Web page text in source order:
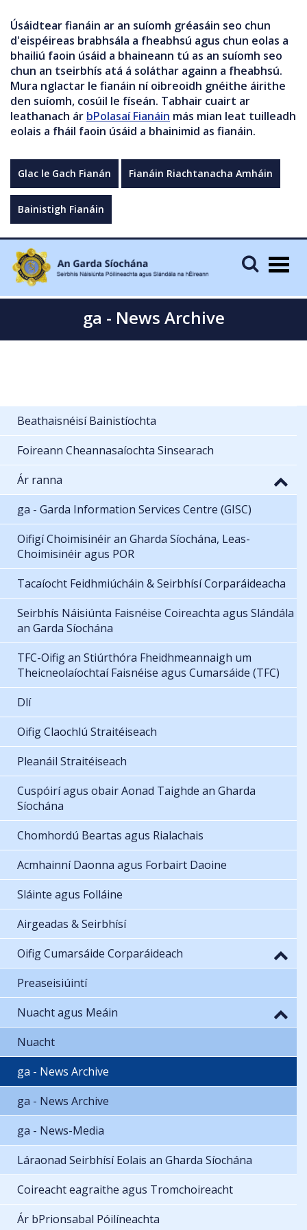
Úsáidtear fianáin ar an suíomh gréasáin seo chun
d'eispéireas brabhsála a fheabhsú agus chun eolas a
bhailiú faoin úsáid a bhaineann tú as an suíomh seo
chun an tseirbhís atá á soláthar againn a fheabhsú.
Mura nglactar le fianáin ní oibreoidh gnéithe áirithe
den suíomh, cosúil le físeán. Tabhair cuairt ar
leathanach ár bPolasaí Fianáin más mian leat tuilleadh
eolais a fháil faoin úsáid a bhainimid as fianáin.
Glac le Gach Fianán Fianáin Riachtanacha Amháin
Bainistigh Fianáin
ga - News Archive
Beathaisnéisí Bainistíochta
Foireann Cheannasaíochta Sinsearach
Ár ranna
ga - Garda Information Services Centre (GISC)
Oifigí Choimisinéir an Gharda Síochána, Leas-
Choimisinéir agus POR
Tacaíocht Feidhmiúcháin & Seirbhísí Corparáideacha
Seirbhís Náisiúnta Faisnéise Coireachta agus Slándála
an Garda Síochána
TFC-Oifig an Stiúrthóra Fheidhmeannaigh um
Theicneolaíochtaí Faisnéise agus Cumarsáide (TFC)
Dlí
Oifig Claochlú Straitéiseach
Pleanáil Straitéiseach
Cuspóirí agus obair Aonad Taighde an Gharda
Síochána
Chomhordú Beartas agus Rialachais
Acmhainní Daonna agus Forbairt Daoine
Sláinte agus Folláine
Airgeadas & Seirbhísí
Oifig Cumarsáide Corparáideach
Preaseisiúintí
Nuacht agus Meáin
Nuacht
ga - News Archive
ga - News Archive
ga - News-Media
Láraonad Seirbhísí Eolais an Gharda Síochána
Coireacht eagraithe agus Tromchoireacht
Ár bPrionsabal Póilíneachta